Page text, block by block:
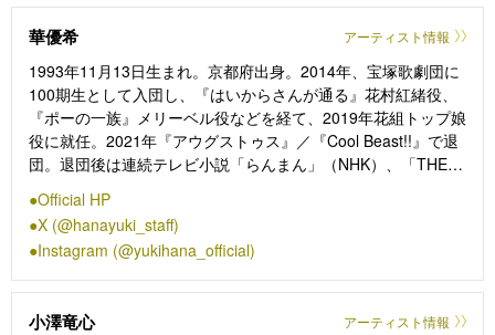
華優希 アーティスト情報
1993年11月13日生まれ。京都府出身。2014年、宝塚歌劇団に
100期生として入団し、『はいからさんが通る』花村紅緒役、
『ポーの一族』メリーベル役などを経て、2019年花組トップ娘
役に就任。2021年『アウグストゥス』／『Cool Beast!!』で退
団。退団後は連続テレビ小説「らんまん」（NHK）、「THE
など、ドラマにも出演し、新たなフィールドへも表現の場を広
げている。退団後の出演舞台に『千と千尋の神隠し』『キング
ダム』『マドモアゼル・モーツァルト』がある。9月21日22日
に東京国際フォーラムホールCで開催される 柚香 光 1st Solo
Official HP
X (@hanayuki_staff)
Instagram (@yukihana_official)
小澤竜心 アーティスト情報